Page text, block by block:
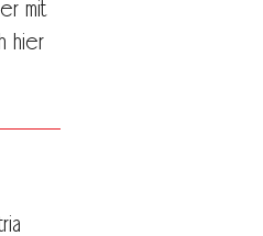
mit
hier